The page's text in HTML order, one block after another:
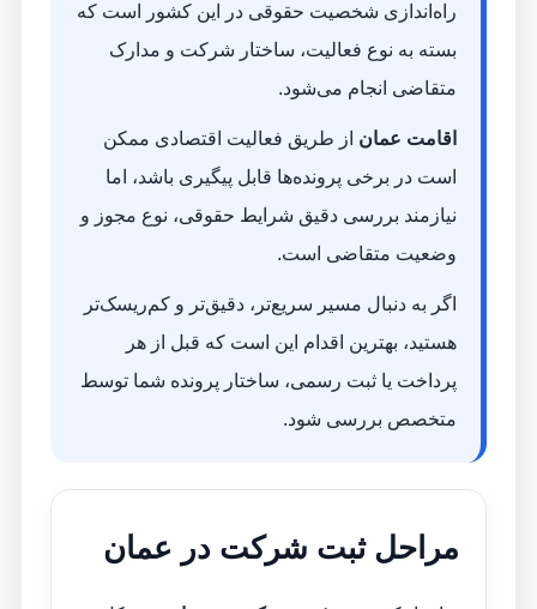
راه‌اندازی شخصیت حقوقی در این کشور است که
بسته به نوع فعالیت، ساختار شرکت و مدارک
متقاضی انجام می‌شود.
اقامت عمان از طریق فعالیت اقتصادی ممکن
است در برخی پرونده‌ها قابل پیگیری باشد، اما
نیازمند بررسی دقیق شرایط حقوقی، نوع مجوز و
وضعیت متقاضی است.
اگر به دنبال مسیر سریع‌تر، دقیق‌تر و کم‌ریسک‌تر
هستید، بهترین اقدام این است که قبل از هر
پرداخت یا ثبت رسمی، ساختار پرونده شما توسط
متخصص بررسی شود.
مراحل ثبت شرکت در عمان